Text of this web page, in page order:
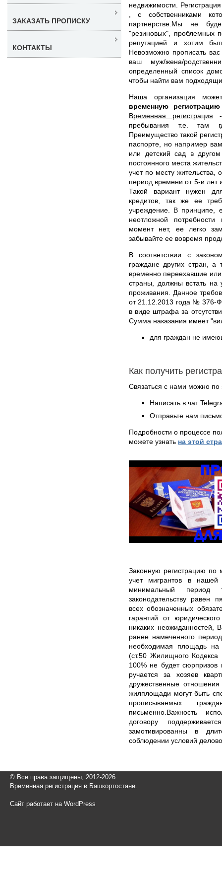
недвижимости.
, с собственниками
партнерстве.Мы не
"резиновых", проблемных
репутацией и хотим
Невозможно прописать
ваш муж/жена/
определенный список
чтобы найти вам
Наша организация
временную
Временная регистрация -
пребывания т.е. там
Преимущество такой
паспорте, но например
или детский сад в
постоянного места
учет по месту жительства,
период времени от 5-и лет
Такой вариант нужен
кредитов, так же ее
учреждение. В принципе,
неотложной
момент нет, ее легко
забывайте ее вовремя
В соответствии с
граждане других стран,
временно переехавшие
страны, должны встать
проживания. Данное
от 21.12.2013 года № 376-
в виде штрафа за
Сумма наказания имеет
для граждан не
Как получить
Связаться с нами можно по
Написать в чат
Отправьте нам
Подробности о процессе
можете узнать на этой
Законную регистрацию по
учет мигрантов в
минимальный
законодательству равен
всех обозначенных
гарантий от
никаких неожиданностей,
ранее намеченного
необходимая площадь на
(ст.50 Жилищного
100% не будет
ручается за хозяев
дружественные
жилплощади могут быть
прописываемых
письменно.Важность
договору
замотивированны в
соблюдении условий
ЗАКАЗАТЬ ПРОПИСКУ
КОНТАКТЫ
© Все права защищены, 2012-2026
Временная регистрация в Башкортостане.
Сайт работает на WordPress